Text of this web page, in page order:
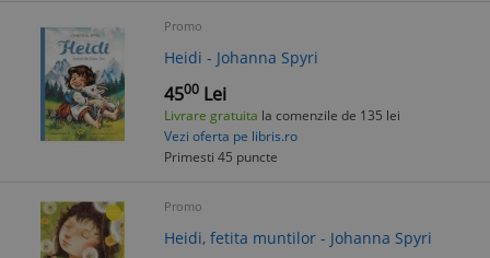
Promo
Heidi - Johanna Spyri
4500 Lei
Livrare gratuita la comenzile de 135 lei
Vezi oferta pe libris.ro
Primesti 45 puncte
Promo
Heidi, fetita muntilor - Johanna Spyri